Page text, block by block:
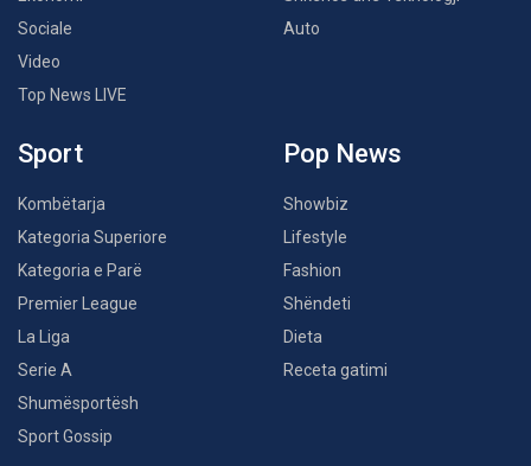
Sociale
Video
Top News LIVE
Auto
Sport
Kombëtarja
Kategoria Superiore
Kategoria e Parë
Premier League
La Liga
Serie A
Shumësportësh
Sport Gossip
Pop News
Showbiz
Lifestyle
Fashion
Shëndeti
Dieta
Receta gatimi